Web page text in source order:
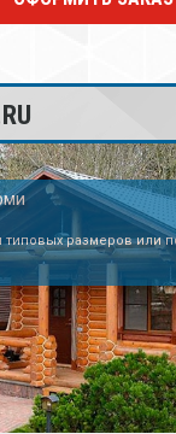
из бревна и